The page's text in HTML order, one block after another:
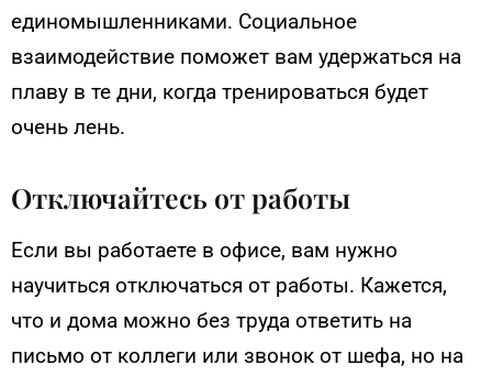
единомышленниками. Социальное
взаимодействие поможет вам удержаться на
плаву в те дни, когда тренироваться будет
очень лень.
Отключайтесь от работы
Если вы работаете в офисе, вам нужно
научиться отключаться от работы. Кажется,
что и дома можно без труда ответить на
письмо от коллеги или звонок от шефа, но на